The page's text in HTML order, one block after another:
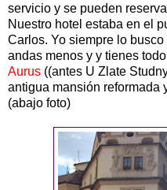
servicio y se pueden
Nuestro hotel estaba en el
Carlos. Yo siempre lo
andas menos y y tienes
Aurus ((antes U Zlate
antigua mansión reformada
(abajo foto)